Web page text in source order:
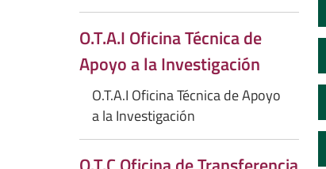
O.T.A.I Oficina Técnica de
Apoyo a la Investigación
O.T.A.I Oficina Técnica de Apoyo
a la Investigación